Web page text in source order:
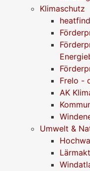
Klimaschutz
heatfind
Frelo -
AK
Umwelt &